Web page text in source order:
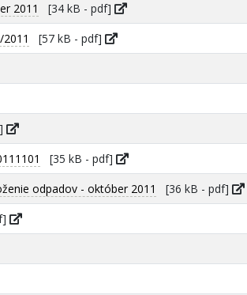
2011
[34 kB - pdf]
[57 kB - pdf]
[35 kB - pdf]
odpadov - október 2011
[36 kB - pdf]